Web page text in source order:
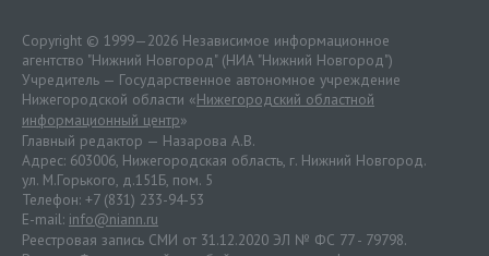
Copyright © 1999—2026 Независимое информационное
агентство "Нижний Новгород" (НИА "Нижний Новгород")
Учредитель — Государственное автономное учреждение
Нижегородской области «Нижегородский областной
информационный центр»
Главный редактор — Назарова А.В.
Адрес: 603006, Нижегородская область, г. Нижний Новгород.
ул. М.Горького, д.151Б, пом. 5
Телефон: +7 (831) 233-94-53
E-mail: info@niann.ru
Реестровая запись СМИ от 31.12.2020 ЭЛ № ФС 77 - 79798.